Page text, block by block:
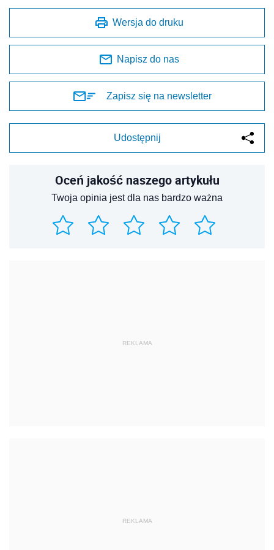
Wersja do druku
Napisz do nas
Zapisz się na newsletter
Udostępnij
Oceń jakość naszego artykułu
Twoja opinia jest dla nas bardzo ważna
REKLAMA
REKLAMA